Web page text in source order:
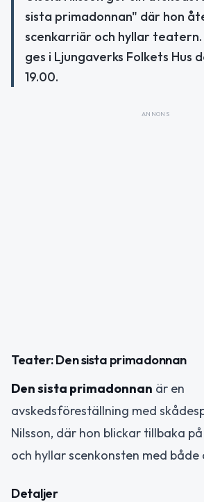
sista primadonnan" där hon
scenkarriär och hyllar
ges i Ljungaverks Folkets Hus
19.00.
ANNONS
Teater: Den sista primadonnan
Den sista primadonnan är en
avskedsföreställning med
Nilsson, där hon blickar tillbaka
och hyllar scenkonsten med både
Detaljer